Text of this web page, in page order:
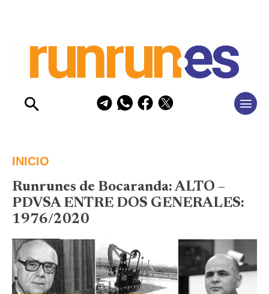
INICIO
Runrunes de Bocaranda: ALTO –
PDVSA ENTRE DOS GENERALES:
1976/2020